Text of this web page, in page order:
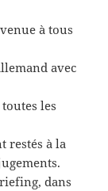
à tous
avec
les
restés à la
dans